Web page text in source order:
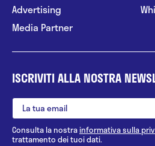
Advertising
Media Partner
ISCRIVITI ALLA NOSTRA
Consulta la nostrainformativa sulla
trattamento dei tuoi dati.